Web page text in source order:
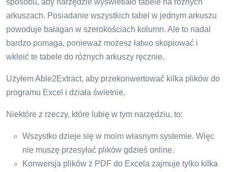
arkuszach. Posiadanie wszystkich tabel w jednym arkuszu
powoduje bałagan w szerokościach kolumn. Ale to nadal
bardzo pomaga, ponieważ możesz łatwo skopiować i
wkleić te tabele do różnych arkuszy ręcznie.
Użyłem Able2Extract, aby przekonwertować kilka plików do
programu Excel i działa świetnie.
Niektóre z rzeczy, które lubię w tym narzędziu, to:
Wszystko dzieje się w moim własnym systemie. Więc
nie muszę przesyłać plików gdzieś online.
Konwersja plików z PDF do Excela zajmuje tylko kilka